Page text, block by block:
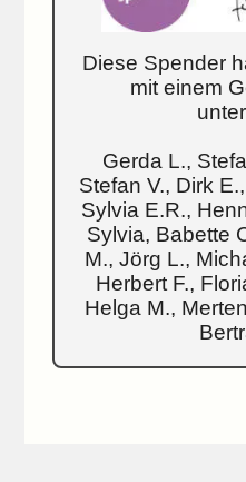
Diese Spender
mit einem
Gerda L.,
Stefan V., Dirk
Sylvia E.R.,
Sylvia, Babette
M., Jörg L.,
Herbert F.,
Helga M.,